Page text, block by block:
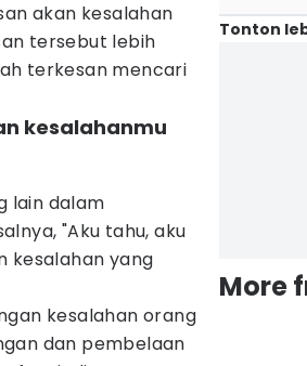
akan kesalahan
tersebut lebih
terkesan mencari
kesalahanmu
lain dalam
"Aku tahu, aku
kesalahan yang
kesalahan orang
dan pembelaan
Tonton
More